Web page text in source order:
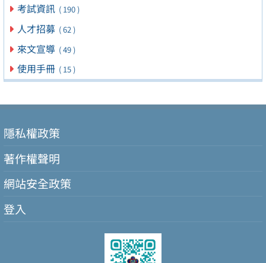
考試資訊 ( 190 )
人才招募 ( 62 )
來文宣導 ( 49 )
使用手冊 ( 15 )
隱私權政策
著作權聲明
網站安全政策
登入